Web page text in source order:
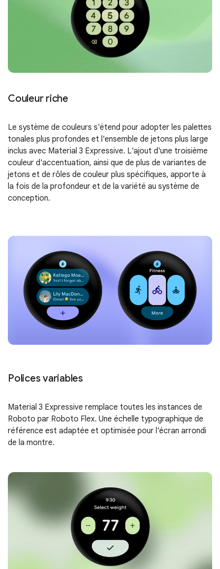
Couleur riche
Le système de couleurs s'étend pour adopter les palettes
tonales plus profondes et l'ensemble de jetons plus large
inclus avec Material 3 Expressive. L'ajout d'une troisième
couleur d'accentuation, ainsi que de plus de variantes de
jetons et de rôles de couleur plus spécifiques, apporte à
la fois de la profondeur et de la variété au système de
conception.
Polices variables
Material 3 Expressive remplace toutes les instances de
Roboto par Roboto Flex. Une échelle typographique de
référence est adaptée et optimisée pour l'écran arrondi
de la montre.